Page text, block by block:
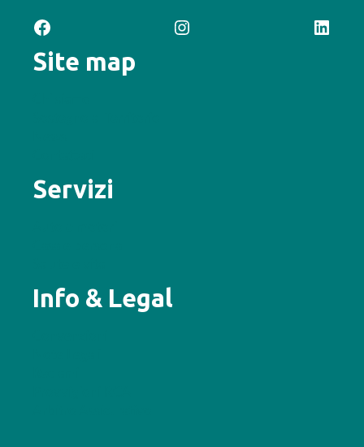
Facebook Instagram LinkedIn
Site map
Servizi
Info & Legal